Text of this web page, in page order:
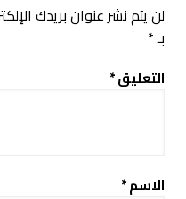
لن يتم نشر عنوان بريدك
بـ*
التعليق*
الاسم*